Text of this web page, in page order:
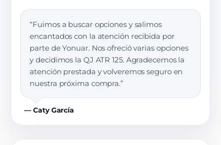
“Fuimos a buscar opciones y salimos
encantados con la atención recibida por
parte de Yonuar. Nos ofreció varias opciones
y decidimos la QJ ATR 125. Agradecemos la
atención prestada y volveremos seguro en
nuestra próxima compra.”
— Caty García